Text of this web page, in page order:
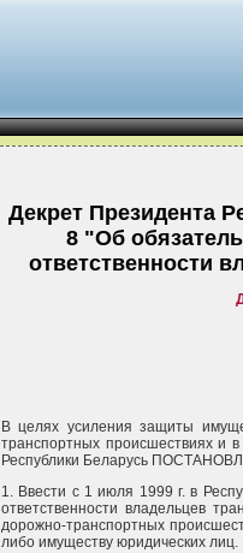
Декрет Президента
8 "Об
ответственности
В целях усиления защиты
транспортных происшествиях и в
Республики Беларусь
1. Ввести с 1 июля 1999 г. в
ответственности владельцев
дорожно-транспортных
либо имуществу юридических лиц.